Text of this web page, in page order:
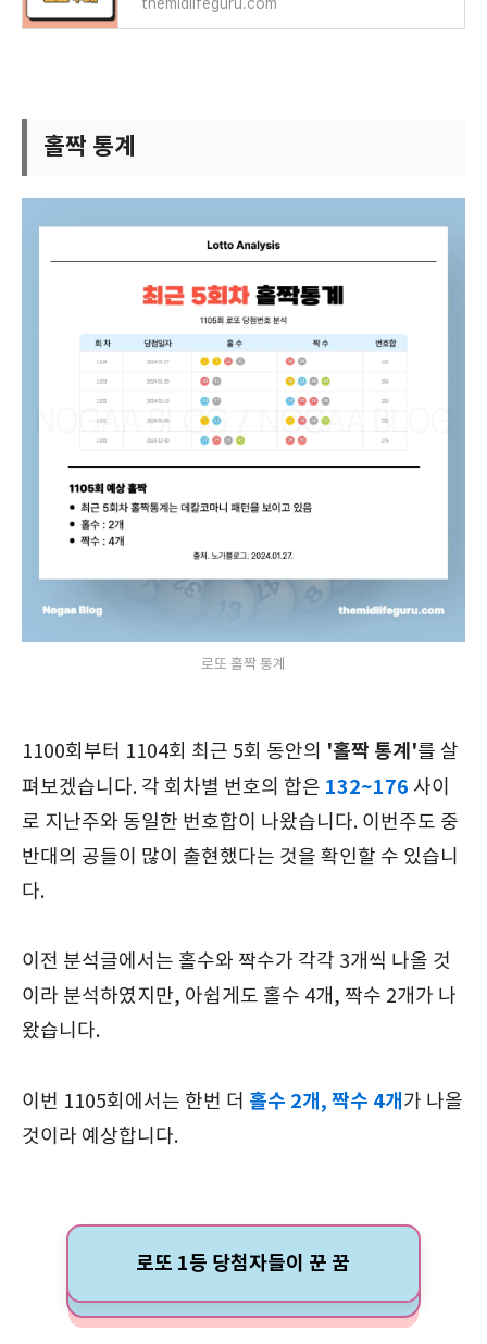
홀짝 통계
로또 홀짝 통계
1100회부터 1104회 최근 5회 동안의 '홀짝 통계'를 살
펴보겠습니다. 각 회차별 번호의 합은 132~176 사이
로 지난주와 동일한 번호합이 나왔습니다. 이번주도 중
반대의 공들이 많이 출현했다는 것을 확인할 수 있습니
다.
이전 분석글에서는 홀수와 짝수가 각각 3개씩 나올 것
이라 분석하였지만, 아쉽게도 홀수 4개, 짝수 2개가 나
왔습니다.
이번 1105회에서는 한번 더 홀수 2개, 짝수 4개 가 나올
것이라 예상합니다.
로또 1등 당첨자들이 꾼 꿈